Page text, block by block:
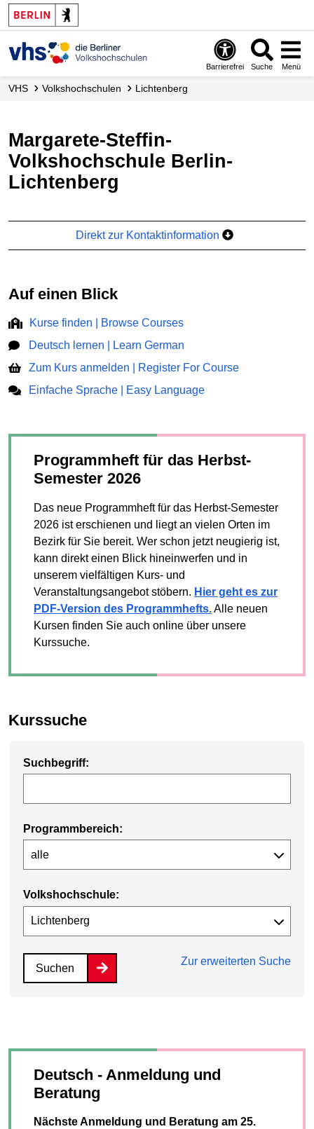
Barrierefrei Suche Menü
VHS Volks­hochschulen Lichtenberg
Margarete-Steffin-
Volkshochschule Berlin-
Lichtenberg
Direkt zur Kontaktinformation
Auf einen Blick
Kurse finden | Browse Courses
Deutsch lernen | Learn German
Zum Kurs anmelden | Register For Course
Einfache Sprache | Easy Language
Programmheft für das Herbst-
Semester 2026
Das neue Programmheft für das Herbst-Semester
2026 ist erschienen und liegt an vielen Orten im
Bezirk für Sie bereit. Wer schon jetzt neugierig ist,
kann direkt einen Blick hineinwerfen und in
unserem vielfältigen Kurs- und
Veranstaltungsangebot stöbern. Hier geht es zur
PDF-Version des Programmhefts.Alle neuen
Kursen finden Sie auch online über unsere
Kurssuche.
Kurssuche
Suchbegriff:
Programmbereich:
Volkshochschule:
Suchen
Zur erweiterten Suche
Deutsch - Anmeldung und
Beratung
Nächste Anmeldung und Beratung am 25.